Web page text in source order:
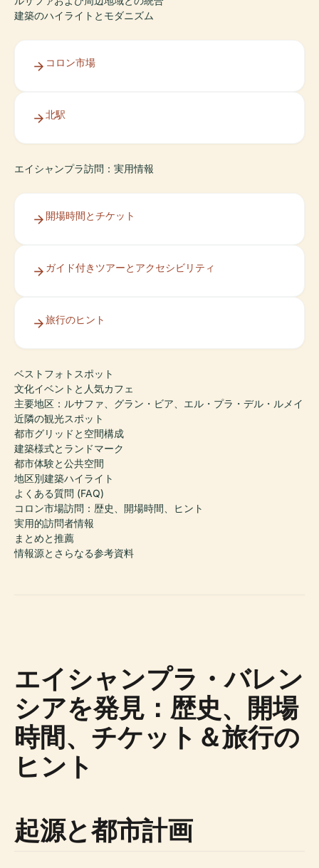
建築のハイライトとモダニズム
コロン市場
北駅
エイシャンプラ訪問：実用情報
開場時間とチケット
ガイド付きツアーとアクセシビリティ
旅行のヒント
ベストフォトスポット
文化イベントと人気カフェ
主要地区：ルサファ、グラン・ビア、エル・プラ・デル・ルメイ
近隣の観光スポット
都市グリッドと空間構成
建築様式とランドマーク
都市体験と公共空間
地区別建築ハイライト
よくある質問 (FAQ)
コロン市場訪問：歴史、開場時間、ヒント
実用的訪問者情報
まとめと推薦
情報源とさらなる参考資料
エイシャンプラ・バレン
シアを発見：歴史、開場
時間、チケット＆旅行の
ヒント
起源と都市計画